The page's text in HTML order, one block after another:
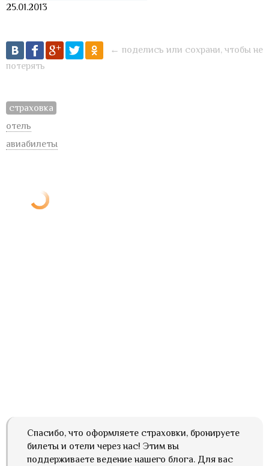
25.01.2013
← поделись или сохрани, чтобы не
потерять
страховка
отель
авиабилеты
Спасибо, что оформляете страховки, бронируете
билеты и отели через нас! Этим вы
поддерживаете ведение нашего блога. Для вас